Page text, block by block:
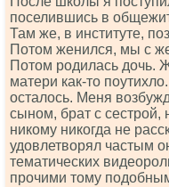
поселившись в
Там же, в институте,
Потом женился, мы с
Потом родилась дочь.
матери как-то
осталось. Меня
сыном, брат с сестрой,
никому никогда не
удовлетворял частым
тематических
прочими тому